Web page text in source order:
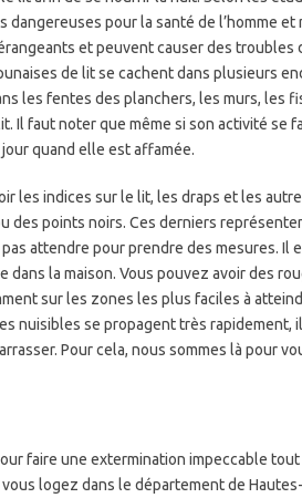
pour la santé de l’homme et
et peuvent causer des troubles
de lit se cachent dans plusieurs
les fentes des planchers, les murs, les
Il faut noter que même si son activité se
quand elle est affamée.
les indices sur le lit, les draps et les
des points noirs. Ces derniers
attendre pour prendre des mesures. Il
la maison. Vous pouvez avoir des
sur les zones les plus faciles à
nuisibles se propagent très rapidement,
Pour cela, nous sommes là pour
faire une extermination impeccable
logez dans le département de